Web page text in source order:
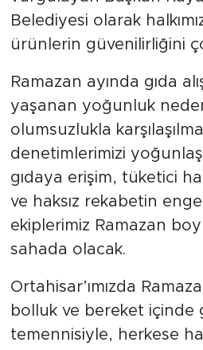
Belediyesi olarak
ürünlerin güvenilirliğini
Ramazan ayında gıda
yaşanan yoğunluk
olumsuzlukla
denetimlerimizi
gıdaya erişim, tüketici
ve haksız rekabetin
ekiplerimiz Ramazan
sahada olacak.
Ortahisar’ımızda
bolluk ve bereket içinde
temennisiyle, herkese